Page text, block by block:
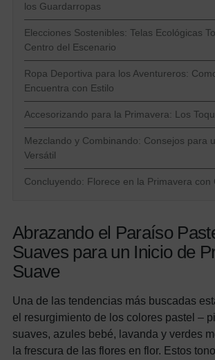
los Guardarropas
Elecciones Sostenibles: Telas Ecológicas
Centro del Escenario
Ropa Deportiva para los Aventureros:
Encuentra con Estilo
Accesorizando para la Primavera: Los
Mezclando y Combinando: Consejos para
Versátil
Concluyendo: Florece en la Primavera con
Abrazando el Paraíso
Suaves para un Inicio de
Suave
Una de las tendencias más buscadas
el resurgimiento de los colores pastel –
suaves, azules bebé, lavanda y verdes
la frescura de las flores en flor. Estos